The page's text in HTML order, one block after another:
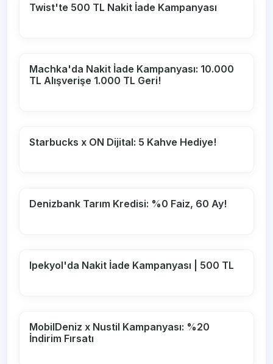
Twist'te 500 TL Nakit İade Kampanyası
Machka'da Nakit İade Kampanyası: 10.000
TL Alışverişe 1.000 TL Geri!
Starbucks x ON Dijital: 5 Kahve Hediye!
Denizbank Tarım Kredisi: %0 Faiz, 60 Ay!
Ipekyol'da Nakit İade Kampanyası | 500 TL
MobilDeniz x Nustil Kampanyası: %20
İndirim Fırsatı